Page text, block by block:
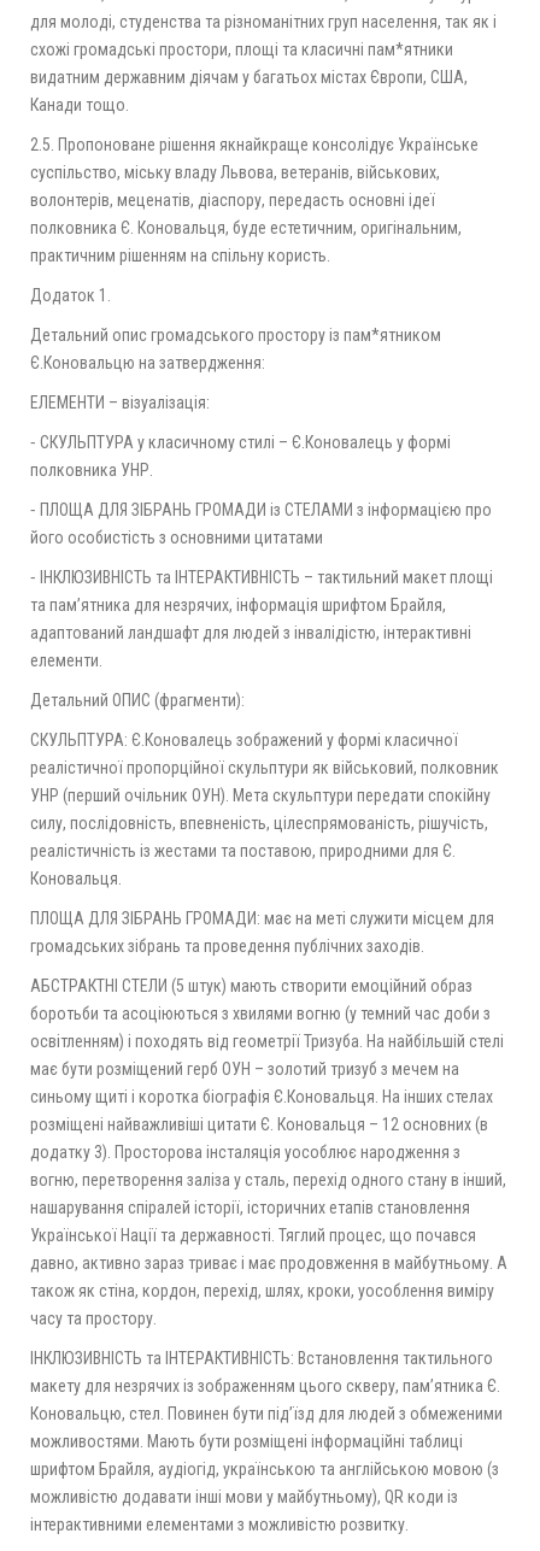
для молоді, студенства та різноманітних груп населення, так як і
схожі громадські простори, площі та класичні пам*ятники
видатним державним діячам у багатьох містах Європи, США,
Канади тощо.
2.5. Пропоноване рішення якнайкраще консолідує Українське
суспільство, міську владу Львова, ветеранів, військових,
волонтерів, меценатів, діаспору, передасть основні ідеї
полковника Є. Коновальця, буде естетичним, оригінальним,
практичним рішенням на спільну користь.
Додаток 1.
Детальний опис громадського простору із пам*ятником
Є.Коновальцю на затвердження:
ЕЛЕМЕНТИ – візуалізація:
⁃ СКУЛЬПТУРА у класичному стилі – Є.Коновалець у формі
полковника УНР.
⁃ ПЛОЩА ДЛЯ ЗІБРАНЬ ГРОМАДИ із СТЕЛАМИ з інформацією про
його особистість з основними цитатами
⁃ ІНКЛЮЗИВНІСТЬ та ІНТЕРАКТИВНІСТЬ – тактильний макет площі
та памʼятника для незрячих, інформація шрифтом Брайля,
адаптований ландшафт для людей з інвалідістю, інтерактивні
елементи.
Детальний ОПИС (фрагменти):
СКУЛЬПТУРА: Є.Коновалець зображений у формі класичної
реалістичної пропорційної скульптури як військовий, полковник
УНР (перший очільник ОУН). Мета скульптури передати спокійну
силу, послідовність, впевненість, цілеспрямованість, рішучість,
реалістичність із жестами та поставою, природними для Є.
Коновальця.
ПЛОЩА ДЛЯ ЗІБРАНЬ ГРОМАДИ: має на меті служити місцем для
громадських зібрань та проведення публічних заходів.
АБСТРАКТНІ СТЕЛИ (5 штук) мають створити емоційний образ
боротьби та асоціюються з хвилями вогню (у темний час доби з
освітленням) і походять від геометрії Тризуба. На найбільшій стелі
має бути розміщений герб ОУН – золотий тризуб з мечем на
синьому щиті і коротка біографія Є.Коновальця. На інших стелах
розміщені найважливіші цитати Є. Коновальця – 12 основних (в
додатку 3). Просторова інсталяція уособлює народження з
вогню, перетворення заліза у сталь, перехід одного стану в інший,
нашарування спіралей історії, історичних етапів становлення
Української Нації та державності. Тяглий процес, що почався
давно, активно зараз триває і має продовження в майбутньому. А
також як стіна, кордон, перехід, шлях, кроки, уособлення виміру
часу та простору.
ІНКЛЮЗИВНІСТЬ та ІНТЕРАКТИВНІСТЬ: Встановлення тактильного
макету для незрячих із зображенням цього скверу, памʼятника Є.
Коновальцю, стел. Повинен бути під’їзд для людей з обмеженими
можливостями. Мають бути розміщені інформаційні таблиці
шрифтом Брайля, аудіогід, українською та англійською мовою (з
можливістю додавати інші мови у майбутньому), QR коди із
інтерактивними елементами з можливістю розвитку.